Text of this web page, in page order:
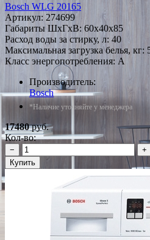
Bosch WLG 20165
Артикул: 274699
Габариты ШxГxВ: 60x40x85
Расход воды за стирку, л: 40
Максимальная загрузка белья, кг:
Класс энергопотребления: A
Производитель:
Bosch
*Наличие уточняйте у менеджера
17480руб.
Кол-во:
−
+
Купить